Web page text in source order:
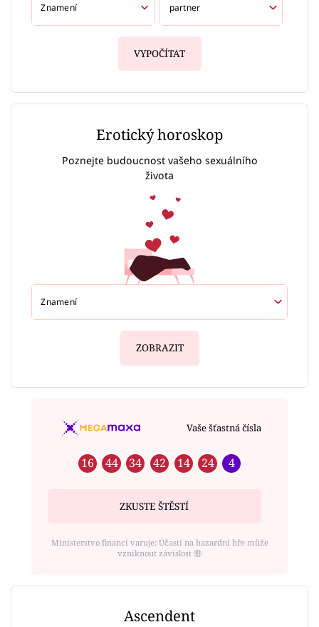
VYPOČÍTAT
Erotický horoskop
Poznejte budoucnost vašeho sexuálního
života
ZOBRAZIT
Vaše šťastná čísla
16 44 34 42 14 24 4
ZKUSTE ŠTĚSTÍ
Ministerstvo financí varuje: Účastí na hazardní hře může
vzniknout závislost ⑱
Ascendent